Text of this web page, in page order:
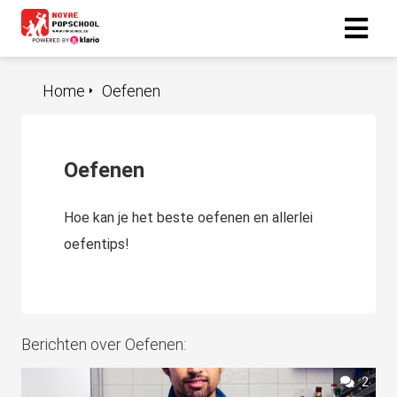
Oefenen
Home
Oefenen
Hoe kan je het beste oefenen en allerlei
oefentips!
Berichten over Oefenen:
2
gebruikt